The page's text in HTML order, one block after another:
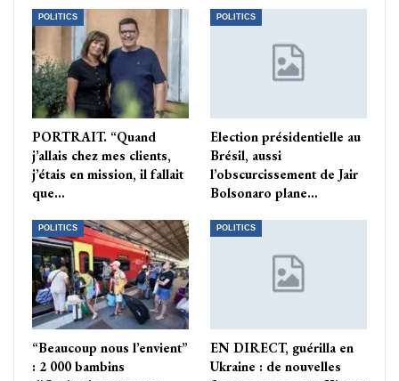
POLITICS
PORTRAIT. “Quand
j’allais chez mes clients,
j’étais en mission, il fallait
que…
POLITICS
Election présidentielle au
Brésil, aussi
l’obscurcissement de Jair
Bolsonaro plane…
POLITICS
“Beaucoup nous l’envient”
: 2 000 bambins
POLITICS
EN DIRECT, guérilla en
Ukraine : de nouvelles